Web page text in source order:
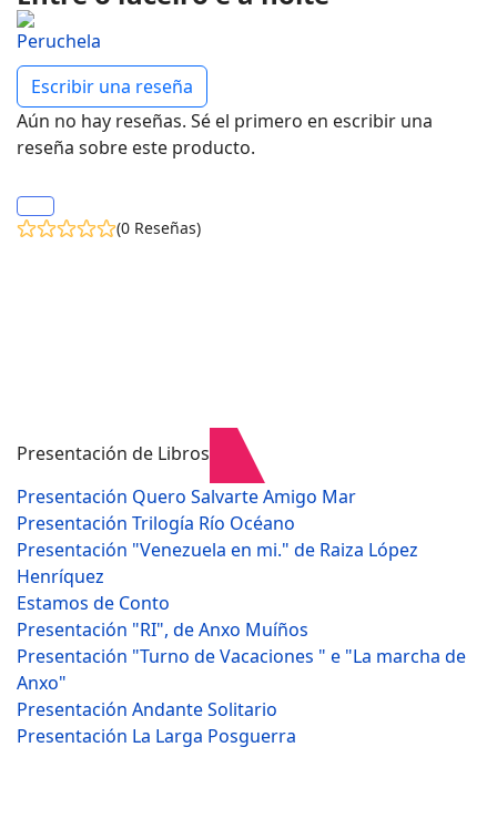
Escribir una reseña
Aún no hay reseñas. Sé el primero en escribir una
reseña sobre este producto.
(0 Reseñas)
Presentación de Libros
Presentación Quero Salvarte Amigo Mar
Presentación Trilogía Río Océano
Presentación "Venezuela en mi." de Raiza López
Henríquez
Estamos de Conto
Presentación "RI", de Anxo Muíños
Presentación "Turno de Vacaciones " e "La marcha de
Anxo"
Presentación Andante Solitario
Presentación La Larga Posguerra